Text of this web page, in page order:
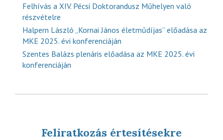
Felhívás a XIV. Pécsi Doktorandusz Műhelyen való
részvételre
Halpern László „Kornai János életműdíjas” előadása az
MKE 2025. évi konferenciáján
Szentes Balázs plenáris előadása az MKE 2025. évi
konferenciáján
Feliratkozás értesítésekre